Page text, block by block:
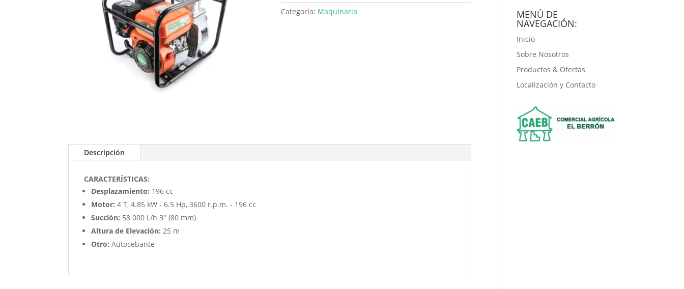
Categoría: Maquinaria
Descripción
CARACTERÍSTICAS:
Desplazamiento: 196 cc
Motor: 4 T, 4.85 kW - 6.5 Hp, 3600 r.p.m. - 196 cc
Succión: 58 000 L/h 3" (80 mm)
Altura de Elevación: 25 m
Otro: Autocebante
MENÚ DE
NAVEGACIÓN:
Inicio
Sobre Nosotros
Productos & Ofertas
Localización y Contacto